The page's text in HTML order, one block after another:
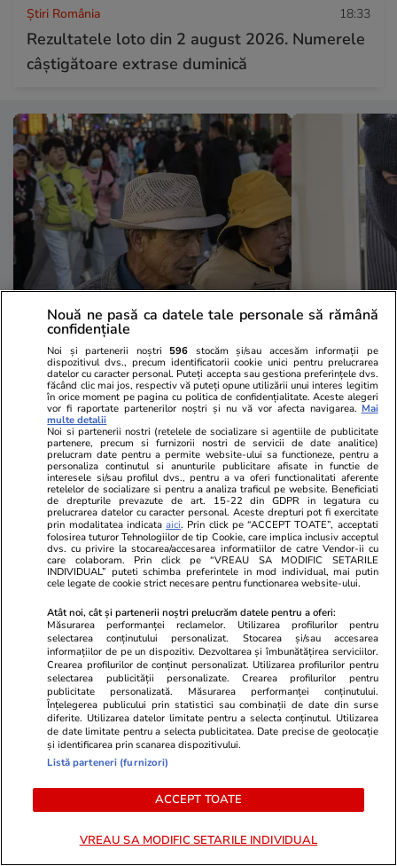
Știri România 18:33
Rezultatele loto din 2 august 2026. Numerele
câștigătoare extrase duminică
Lifestyle 20:55
Un patron din China a aflat ce a
făcut angajatul său la nuntă și l-a
dat afară imediat: „Nu am niciun
respect pentru tine”
Lifestyle
La ce se
când aleg
Lifestyle 01 aug.
Cum se face cafeaua la presa
franceză – cum funcționează și
care sunt avantajele
Lifestyle 15 iul.
Combinaţii răcoritoare de apă
cu fructe şi plante aromatice
pentru vară
Nouă ne pasă ca datele tale personale să rămână
confidențiale
Noi și partenerii noștri 596 stocăm și/sau accesăm informații pe
dispozitivul dvs., precum identificatorii cookie unici pentru prelucrarea
datelor cu caracter personal. Puteți accepta sau gestiona preferințele dvs.
făcând clic mai jos, respectiv vă puteți opune utilizării unui interes legitim
în orice moment pe pagina cu politica de confidențialitate. Aceste alegeri
vor fi raportate partenerilor noștri și nu vă vor afecta navigarea. Mai
multe detalii
Noi si partenerii nostri (retelele de socializare si agentiile de publicitate
partenere, precum si furnizorii nostri de servicii de date analitice)
prelucram date pentru a permite website-ului sa functioneze, pentru a
personaliza continutul si anunturile publicitare afisate in functie de
interesele si/sau profilul dvs., pentru a va oferi functionalitati aferente
retelelor de socializare si pentru a analiza traficul pe website. Beneficiati
de drepturile prevazute de art. 15-22 din GDPR in legatura cu
prelucrarea datelor cu caracter personal. Aceste drepturi pot fi exercitate
prin modalitatea indicataaici. Prin click pe “ACCEPT TOATE”, acceptati
folosirea tuturor Tehnologiilor de tip Cookie, care implica inclusiv acceptul
dvs. cu privire la stocarea/accesarea informatiilor de catre Vendor-ii cu
care colaboram. Prin click pe “VREAU SA MODIFIC SETARILE
INDIVIDUAL” puteti schimba preferintele in mod individual, mai putin
cele legate de cookie strict necesare pentru functionarea website-ului.
Atât noi, cât și partenerii noștri prelucrăm datele pentru a oferi:
Măsurarea performanței reclamelor. Utilizarea profilurilor pentru
selectarea conținutului personalizat. Stocarea și/sau accesarea
informațiilor de pe un dispozitiv. Dezvoltarea și îmbunătățirea serviciilor.
Crearea profilurilor de conținut personalizat. Utilizarea profilurilor pentru
selectarea publicității personalizate. Crearea profilurilor pentru
publicitate personalizată. Măsurarea performanței conținutului.
Înțelegerea publicului prin statistici sau combinații de date din surse
diferite. Utilizarea datelor limitate pentru a selecta conținutul. Utilizarea
de date limitate pentru a selecta publicitatea. Date precise de geolocație
și identificarea prin scanarea dispozitivului.
Listă parteneri (furnizori)
ACCEPT TOATE
VREAU SA MODIFIC SETARILE INDIVIDUAL